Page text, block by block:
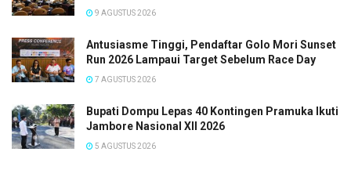
9 AGUSTUS 2026
Antusiasme Tinggi, Pendaftar Golo Mori Sunset
Run 2026 Lampaui Target Sebelum Race Day
7 AGUSTUS 2026
Bupati Dompu Lepas 40 Kontingen Pramuka Ikuti
Jambore Nasional XII 2026
5 AGUSTUS 2026